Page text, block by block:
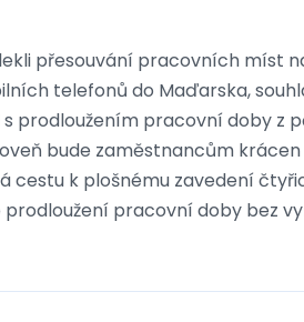
přesouvání pracovních míst
telefonů do Maďarska,
prodloužením pracovní doby z
bude zaměstnancům
cestu k plošnému zavedení
prodloužení pracovní doby bez